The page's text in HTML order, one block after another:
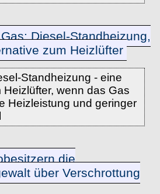
Diesel-Standheizung,
zum Heizlüfter
Standheizung - eine
wenn das Gas
Heizleistung und geringer
die
über Verschrottung